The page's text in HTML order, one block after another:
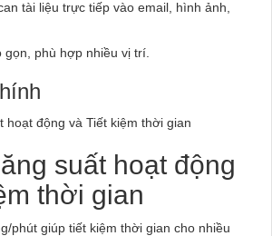
tài liệu trực tiếp vào email, hình ảnh,
gọn, phù hợp nhiều vị trí.
suất hoạt động
thời gian
phút giúp tiết kiệm thời gian cho nhiều